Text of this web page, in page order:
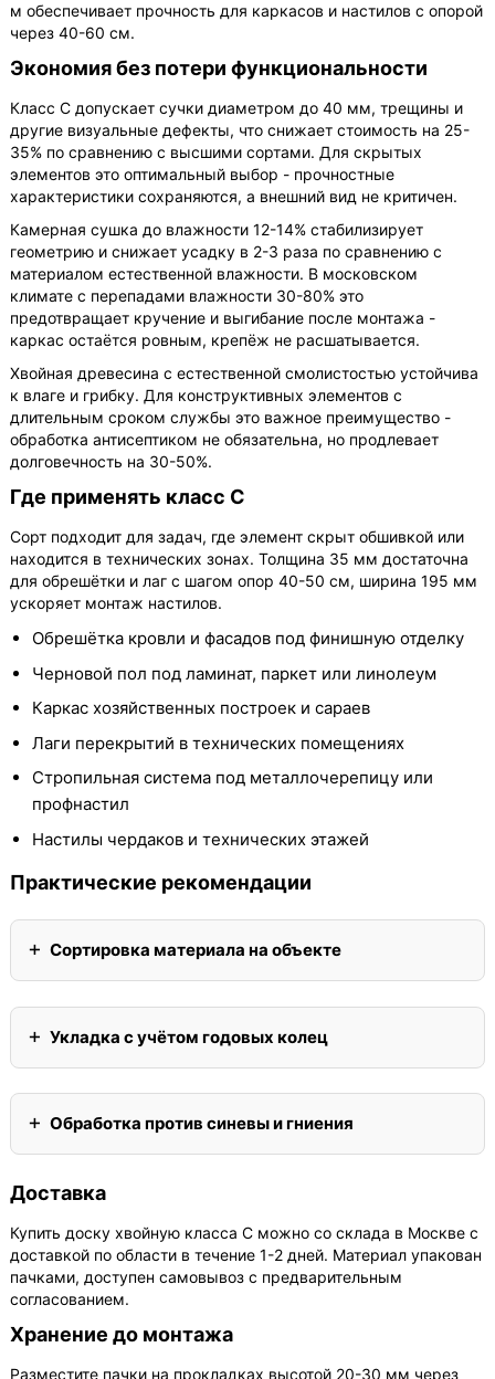
м обеспечивает прочность для каркасов и настилов с опорой
через 40-60 см.
Экономия без потери функциональности
Класс С допускает сучки диаметром до 40 мм, трещины и
другие визуальные дефекты, что снижает стоимость на 25-
35% по сравнению с высшими сортами. Для скрытых
элементов это оптимальный выбор - прочностные
характеристики сохраняются, а внешний вид не критичен.
Камерная сушка до влажности 12-14% стабилизирует
геометрию и снижает усадку в 2-3 раза по сравнению с
материалом естественной влажности. В московском
климате с перепадами влажности 30-80% это
предотвращает кручение и выгибание после монтажа -
каркас остаётся ровным, крепёж не расшатывается.
Хвойная древесина с естественной смолистостью устойчива
к влаге и грибку. Для конструктивных элементов с
длительным сроком службы это важное преимущество -
обработка антисептиком не обязательна, но продлевает
долговечность на 30-50%.
Где применять класс С
Сорт подходит для задач, где элемент скрыт обшивкой или
находится в технических зонах. Толщина 35 мм достаточна
для обрешётки и лаг с шагом опор 40-50 см, ширина 195 мм
ускоряет монтаж настилов.
Обрешётка кровли и фасадов под финишную отделку
Черновой пол под ламинат, паркет или линолеум
Каркас хозяйственных построек и сараев
Лаги перекрытий в технических помещениях
Стропильная система под металлочерепицу или
профнастил
Настилы чердаков и технических этажей
Практические рекомендации
Сортировка материала на объекте
Укладка с учётом годовых колец
Обработка против синевы и гниения
Доставка
Купить доску хвойную класса С можно со склада в Москве с
доставкой по области в течение 1-2 дней. Материал упакован
пачками, доступен самовывоз с предварительным
согласованием.
Хранение до монтажа
Разместите пачки на прокладках высотой 20-30 мм через